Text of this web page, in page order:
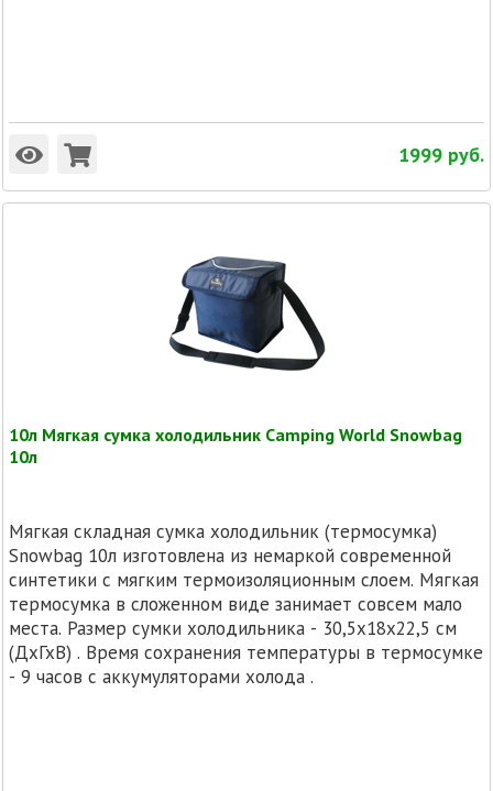
1999 руб.
10л Мягкая сумка холодильник Camping World Snowbag
10л
Мягкая складная сумка холодильник (термосумка)
Snowbag 10л изготовлена из немаркой современной
синтетики с мягким термоизоляционным слоем. Мягкая
термосумка в сложенном виде занимает совсем мало
места. Размер сумки холодильника - 30,5x18x22,5 см
(ДхГхВ) . Время сохранения температуры в термосумке
- 9 часов с аккумуляторами холода .